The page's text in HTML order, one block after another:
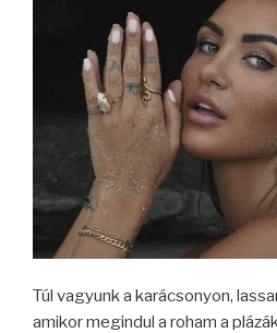
Túl vagyunk a karácsonyon,
amikor megindul a roham a